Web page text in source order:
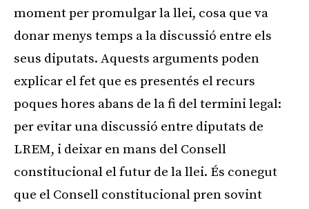
moment per promulgar la llei, cosa que va
donar menys temps a la discussió entre els
seus diputats. Aquests arguments poden
explicar el fet que es presentés el recurs
poques hores abans de la fi del termini legal:
per evitar una discussió entre diputats de
LREM, i deixar en mans del Consell
constitucional el futur de la llei. És conegut
que el Consell constitucional pren sovint